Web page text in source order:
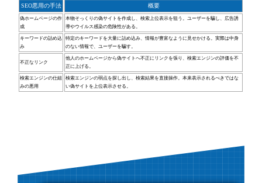
SEO悪用の手法 概要
偽ホームページの作
成
本物そっくりの偽サイトを作成し、検索上位表示を狙う。ユーザーを騙し、広告誘
導やウイルス感染の危険性がある。
キーワードの詰め込
み
特定のキーワードを大量に詰め込み、情報が豊富なように見せかける。実際は中身
のない情報で、ユーザーを騙す。
不正なリンク
他人のホームページから偽サイトへ不正にリンクを張り、検索エンジンの評価を不
正に上げる。
検索エンジンの仕組
みの悪用
検索エンジンの弱点を探し出し、検索結果を直接操作。本来表示されるべきではな
い偽サイトを上位表示させる。